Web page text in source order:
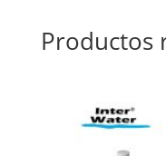
Productos